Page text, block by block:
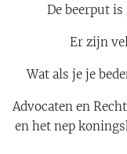
De beerput
Er zijn
Wat als je je
Advocaten en
en het nep